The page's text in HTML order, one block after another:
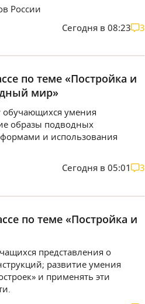
России
Сегодня в 08:23 3
по теме «Постройка и
мир»
обучающихся умения
образы подводных
и использования
Сегодня в 05:01 3
по теме «Постройка и
представления о
развитие умения
и применять эти